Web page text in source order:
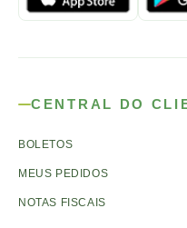
CENTRAL DO
BOLETOS
MEUS PEDIDOS
NOTAS FISCAIS